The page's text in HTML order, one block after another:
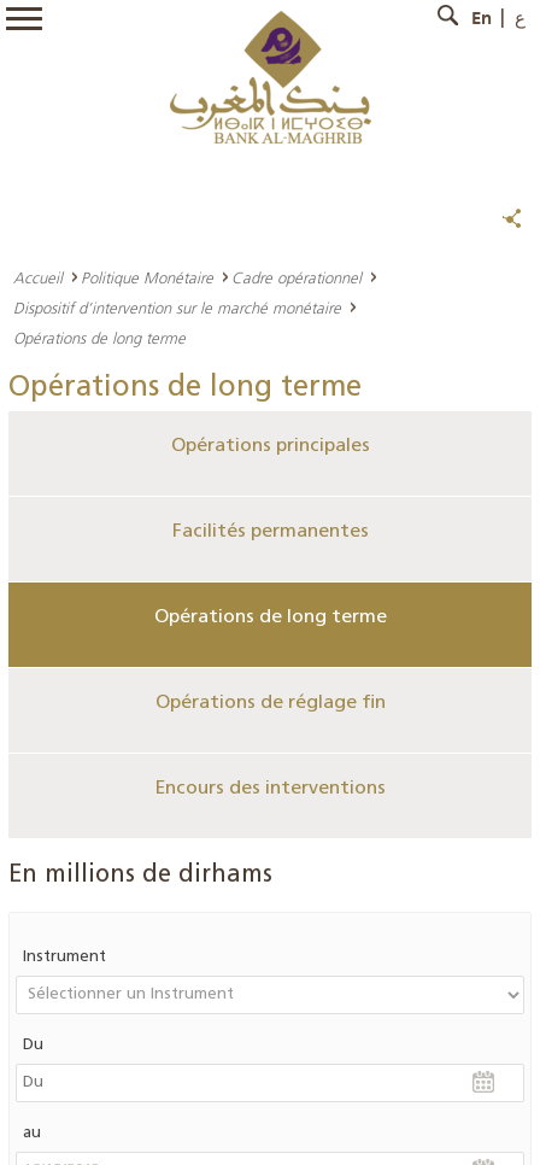
En ع
Accueil Politique Monétaire
Cadre opérationnel
Dispositif d’intervention sur le marché monétaire
Opérations de long terme
Opérations de long terme
Opérations principales
Facilités permanentes
Opérations de long terme
Opérations de réglage fin
Encours des interventions
En millions de dirhams
Instrument
Du
au